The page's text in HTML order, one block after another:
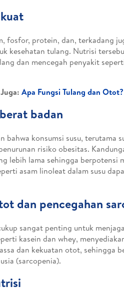
fosfor, protein, dan, terkadang
kesehatan tulang. Nutrisi
dan mencegah penyakit
Apa Fungsi Tulang dan
badan
bahwa konsumsi susu, terutama
risiko obesitas.
lebih lama sehingga berpotensi
asam linoleat dalam susu
dan pencegahan
sangat penting untuk
kasein dan whey,
dan kekuatan otot, sehingga
(sarcopenia).